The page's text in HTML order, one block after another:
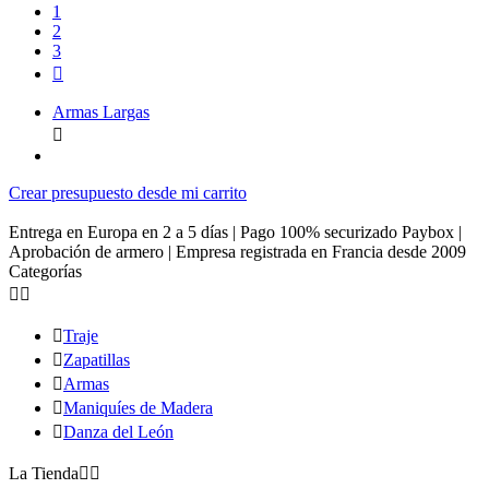
1
2
3

Armas Largas

Crear presupuesto desde mi carrito
Entrega en Europa en 2 a 5 días | Pago 100% securizado Paybox |
Aprobación de armero | Empresa registrada en Francia desde 2009
Categorías
 
Traje
Zapatillas
Armas
Maniquíes de Madera
Danza del León
La Tienda 